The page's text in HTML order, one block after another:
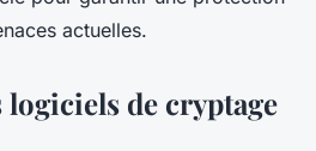
actuelles.
de cryptage